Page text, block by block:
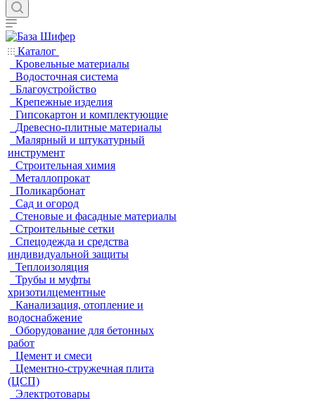
Каталог
Кровельные материалы
Водосточная система
Благоустройство
Крепежные изделия
Гипсокартон и комплектующие
Древесно-плитные материалы
Малярный и штукатурный
инструмент
Строительная химия
Металлопрокат
Поликарбонат
Сад и огород
Стеновые и фасадные материалы
Строительные сетки
Спецодежда и средства
индивидуальной защиты
Теплоизоляция
Трубы и муфты
хризотилцементные
Канализация, отопление и
водоснабжение
Оборудование для бетонных
работ
Цемент и смеси
Цементно-стружечная плита
(ЦСП)
Электротовары